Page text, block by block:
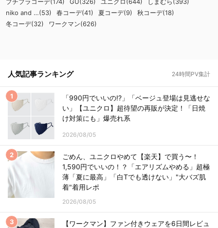
niko and …(53)
春コーデ(41) 夏コーデ(9)
秋コーデ(18)
冬コーデ(32)
ワークマン(626)
人気記事ランキング 24時間PV集計
「990円でいいの!?」「ベージュ登場は見逃せな
い」【ユニクロ】超待望の再販が決定！「日焼
け対策にも」爆売れ系
2026/08/05
ごめん、ユニクロやめて【楽天】で買う〜！
1,590円でいいの！？「エアリズムやめる」超極
薄「夏に最高」「白Tでも透けない」"大バズ肌
着"着用レポ
2026/08/05
【ワークマン】ファン付きウェアを6日間レビュ